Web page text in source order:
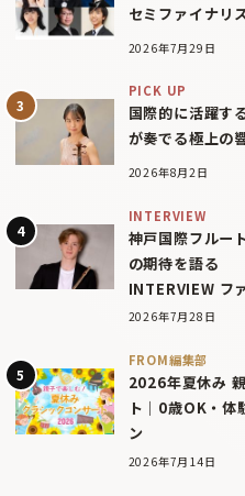
セミファイナリ
2026年7月29日
PICK UP
国際的に活躍す
が奏でる極上の
2026年8月2日
INTERVIEW
神戸国際フルー
の期待を語る
INTERVIEW フ
2026年7月28日
FROM編集部
2026年夏休み
ト｜0歳OK・体
ン
2026年7月14日